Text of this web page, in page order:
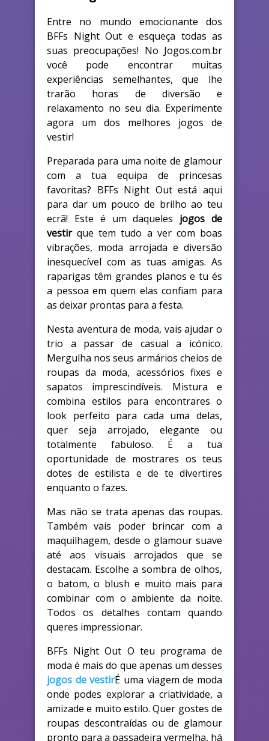
Entre no mundo emocionante dos
BFFs Night Out e esqueça todas as
suas preocupações! No Jogos.com.br
você pode encontrar muitas
experiências semelhantes, que lhe
trarão horas de diversão e
relaxamento no seu dia. Experimente
agora um dos melhores jogos de
vestir!
Preparada para uma noite de glamour
com a tua equipa de princesas
favoritas? BFFs Night Out está aqui
para dar um pouco de brilho ao teu
ecrã! Este é um daqueles jogos de
vestirque tem tudo a ver com boas
vibrações, moda arrojada e diversão
inesquecível com as tuas amigas. As
raparigas têm grandes planos e tu és
a pessoa em quem elas confiam para
as deixar prontas para a festa.
Nesta aventura de moda, vais ajudar o
trio a passar de casual a icónico.
Mergulha nos seus armários cheios de
roupas da moda, acessórios fixes e
sapatos imprescindíveis. Mistura e
combina estilos para encontrares o
look perfeito para cada uma delas,
quer seja arrojado, elegante ou
totalmente fabuloso. É a tua
oportunidade de mostrares os teus
dotes de estilista e de te divertires
enquanto o fazes.
Mas não se trata apenas das roupas.
Também vais poder brincar com a
maquilhagem, desde o glamour suave
até aos visuais arrojados que se
destacam. Escolhe a sombra de olhos,
o batom, o blush e muito mais para
combinar com o ambiente da noite.
Todos os detalhes contam quando
queres impressionar.
BFFs Night Out O teu programa de
moda é mais do que apenas um desses
jogos de vestirÉ uma viagem de moda
onde podes explorar a criatividade, a
amizade e muito estilo. Quer gostes de
roupas descontraídas ou de glamour
pronto para a passadeira vermelha, há